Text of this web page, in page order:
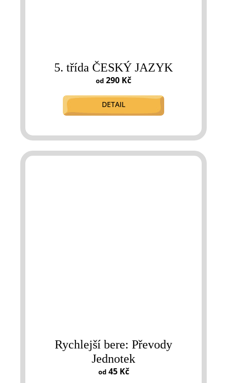
5. třída ČESKÝ JAZYK
od 290 Kč
DETAIL
Rychlejší bere: Převody
Jednotek
od45 Kč